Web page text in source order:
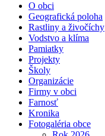
O obci
Geografická poloha
Rastliny a živočíchy
Vodstvo a klíma
Pamiatky
Projekty
Školy
Organizácie
Firmy v obci
Farnosť
Kronika
Fotogaléria obce